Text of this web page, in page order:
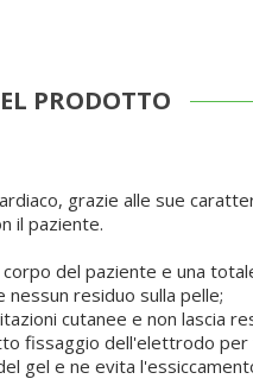
PRODOTTO
grazie alle sue
il paziente.
del paziente e una
residuo sulla pelle;
cutanee e non lascia
fissaggio dell'elettrodo
gel e ne evita